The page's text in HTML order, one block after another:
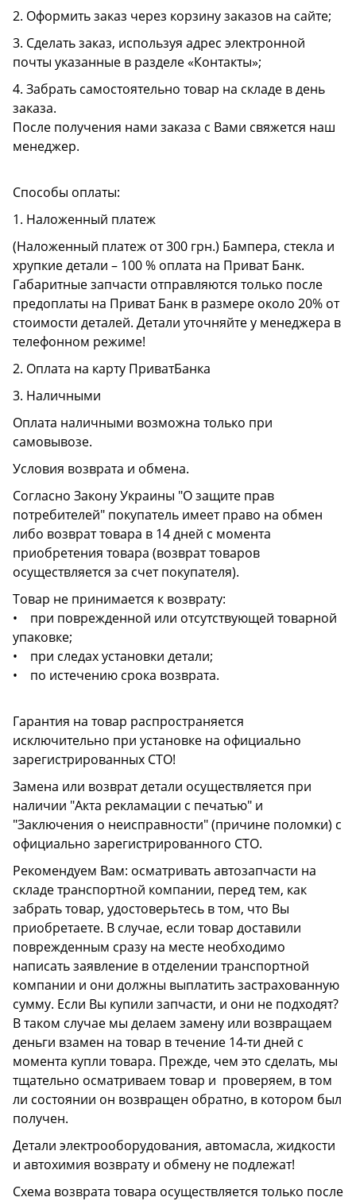
2. Оформить заказ через корзину заказов на сайте;
3. Сделать заказ, используя адрес электронной
почты указанные в разделе «Контакты»;
4. Забрать самостоятельно товар на складе в день
заказа.
После получения нами заказа с Вами свяжется наш
менеджер.
Способы оплаты:
1. Наложенный платеж
(Наложенный платеж от 300 грн.) Бампера, стекла и
хрупкие детали – 100 % оплата на Приват Банк.
Габаритные запчасти отправляются только после
предоплаты на Приват Банк в размере около 20% от
стоимости деталей. Детали уточняйте у менеджера в
телефонном режиме!
2. Оплата на карту ПриватБанка
3. Наличными
Оплата наличными возможна только при
самовывозе.
Условия возврата и обмена.
Согласно Закону Украины "О защите прав
потребителей" покупатель имеет право на обмен
либо возврат товара в 14 дней с момента
приобретения товара (возврат товаров
осуществляется за счет покупателя).
Товар не принимается к возврату:
• при поврежденной или отсутствующей товарной
упаковке;
• при следах установки детали;
• по истечению срока возврата.
Гарантия на товар распространяется
исключительно при установке на официально
зарегистрированных СТО!
Замена или возврат детали осуществляется при
наличии "Акта рекламации с печатью" и
"Заключения о неисправности" (причине поломки) с
официально зарегистрированного СТО.
Рекомендуем Вам: осматривать автозапчасти на
складе транспортной компании, перед тем, как
забрать товар, удостоверьтесь в том, что Вы
приобретаете. В случае, если товар доставили
поврежденным сразу на месте необходимо
написать заявление в отделении транспортной
компании и они должны выплатить застрахованную
сумму. Если Вы купили запчасти, и они не подходят?
В таком случае мы делаем замену или возвращаем
деньги взамен на товар в течение 14-ти дней с
момента купли товара. Прежде, чем это сделать, мы
тщательно осматриваем товар и проверяем, в том
ли состоянии он возвращен обратно, в котором был
получен.
Детали электрооборудования, автомасла, жидкости
и автохимия возврату и обмену не подлежат!
Схема возврата товара осуществляется только после